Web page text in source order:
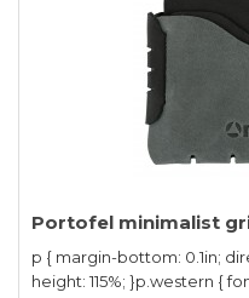
Portofel minimalist
p { margin-bottom: 0.1in;
height: 115%; }p.western {